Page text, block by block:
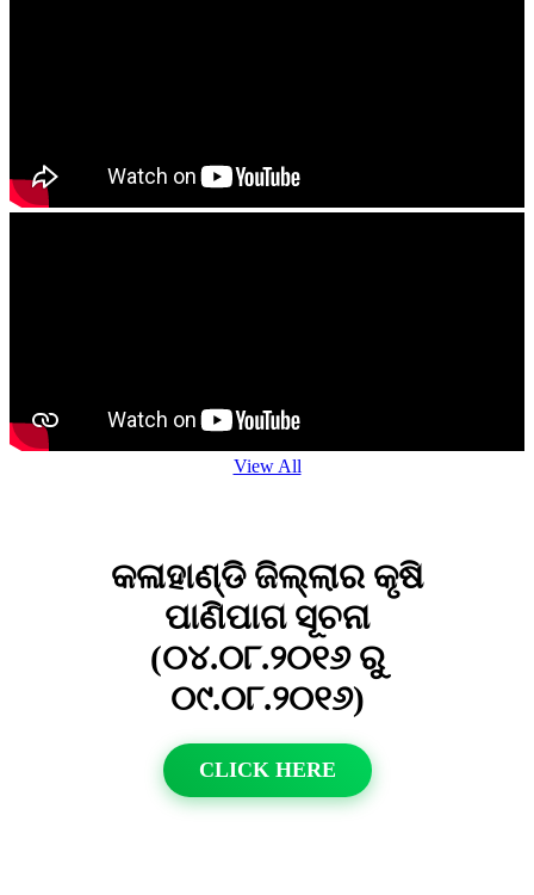
View All
କଳାହାଣ୍ଡି ଜିଲ୍ଲାର କୃଷି
ପାଣିପାଗ ସୂଚନା
(୦୪.୦୮.୨୦୧୬ ରୁ
୦୯.୦୮.୨୦୧୬)
CLICK HERE